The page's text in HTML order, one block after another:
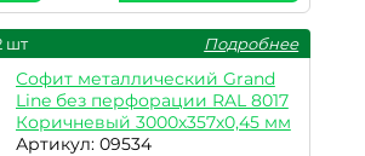
шт Подробнее
Софит металлический Grand
Line без перфорации RAL 8017
Коричневый 3000х357х0,45 мм
Артикул: 09534